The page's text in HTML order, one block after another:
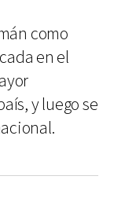
como
en el
y luego se